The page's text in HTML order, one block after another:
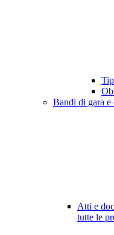
Bandi di gara e
Atti e
tutte le